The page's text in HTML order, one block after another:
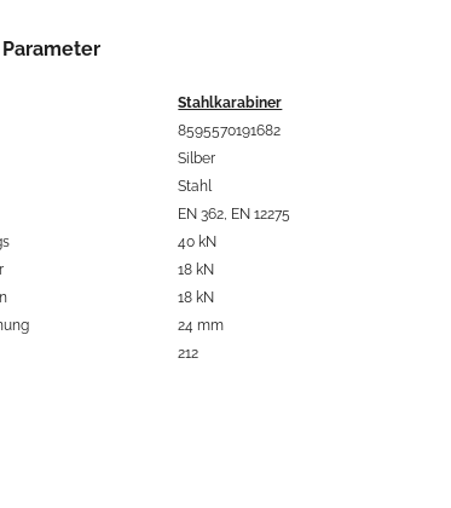
Stahlkarabiner
8595570191682
Silber
Stahl
EN 362, EN 12275
40 kN
18 kN
18 kN
24 mm
212